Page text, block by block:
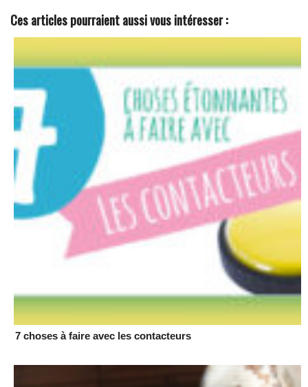
Ces articles pourraient aussi vous intéresser :
7 choses à faire avec les contacteurs